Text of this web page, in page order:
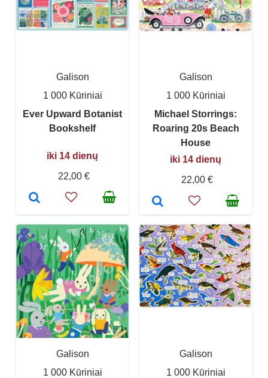
Galison
1 000 Kūriniai
Ever Upward Botanist
Bookshelf
iki 14 dienų
22,00 €
Galison
1 000 Kūriniai
Michael Storrings:
Roaring 20s Beach
House
iki 14 dienų
22,00 €
Galison
1 000 Kūriniai
Galison
1 000 Kūriniai